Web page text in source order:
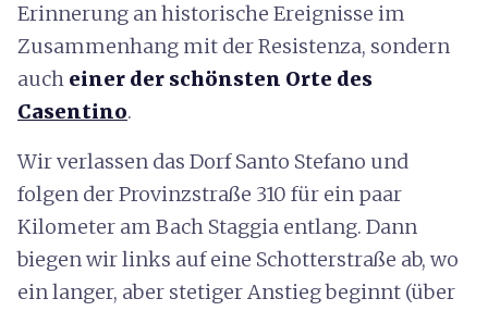
Erinnerung an historische Ereignisse im
Zusammenhang mit der Resistenza, sondern
auch einer der schönsten Orte des
Casentino.
Wir verlassen das Dorf Santo Stefano und
folgen der Provinzstraße 310 für ein paar
Kilometer am Bach Staggia entlang. Dann
biegen wir links auf eine Schotterstraße ab, wo
ein langer, aber stetiger Anstieg beginnt (über